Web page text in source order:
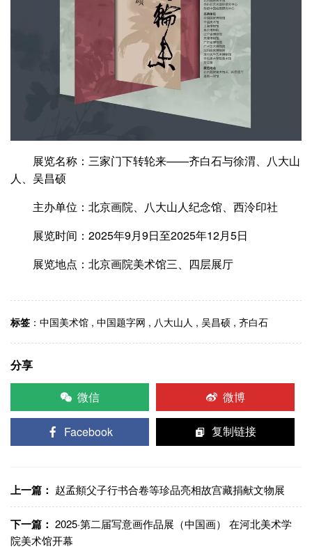
展览名称：三家门下转轮来——齐白石与徐渭、八大山
人、吴昌硕
主办单位：北京画院、八大山人纪念馆、西泠印社
展览时间：2025年9月9日至2025年12月5日
展览地点：北京画院美术馆三、四层展厅
标签 ： 中国美术馆 , 中国题字网 , 八大山人 , 吴昌硕 , 齐白石
分享
微信
微博
Facebook 复制链接
上一篇： 赵孟頫父子行书合卷等珍品亮相故宫藏捐献文物展
下一篇： 2025·第二届写意画作品展（中国画） 在河北美术学
院美术馆开幕